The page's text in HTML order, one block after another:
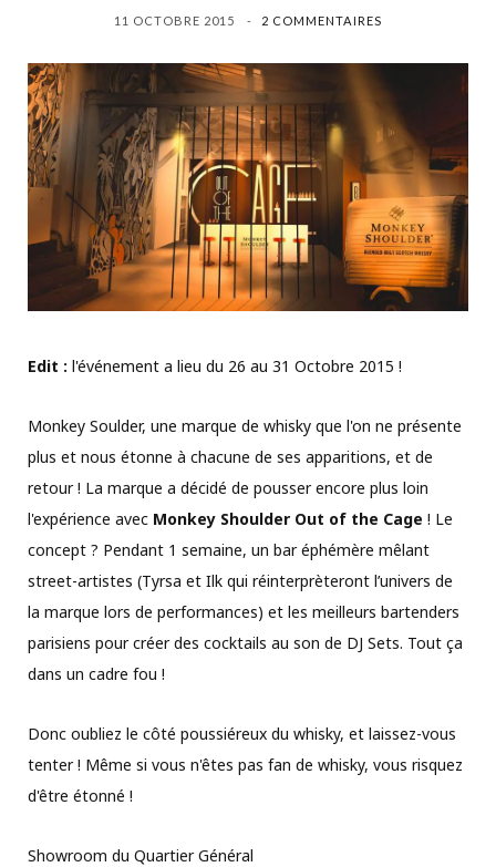
11 OCTOBRE 2015 2 COMMENTAIRES
Edit : l'événement a lieu du 26 au 31 Octobre 2015 !
Monkey Soulder, une marque de whisky que l'on ne présente
plus et nous étonne à chacune de ses apparitions, et de
retour ! La marque a décidé de pousser encore plus loin
l'expérience avec Monkey Shoulder Out of the Cage ! Le
concept ? Pendant 1 semaine, un bar éphémère mêlant
street-artistes (Tyrsa et Ilk qui réinterprèteront l’univers de
la marque lors de performances) et les meilleurs bartenders
parisiens pour créer des cocktails au son de DJ Sets. Tout ça
dans un cadre fou !
Donc oubliez le côté poussiéreux du whisky, et laissez-vous
tenter ! Même si vous n'êtes pas fan de whisky, vous risquez
d'être étonné !
Showroom du Quartier Général